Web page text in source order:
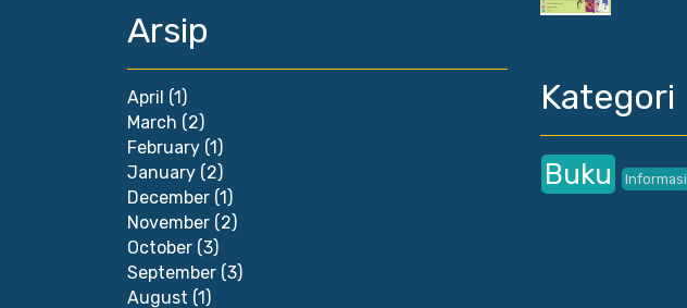
Arsip
April (1)
March (2)
February (1)
January (2)
December (1)
November (2)
October (3)
September (3)
August (1)
Kategori
Buku Informasi